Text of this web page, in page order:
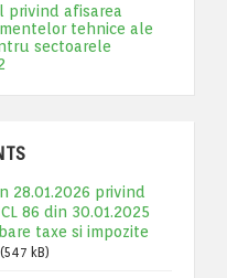
privind afisarea
tehnice ale
sectoarele
28.01.2026 privind
86 din 30.01.2025
taxe si impozite
(547 kB)